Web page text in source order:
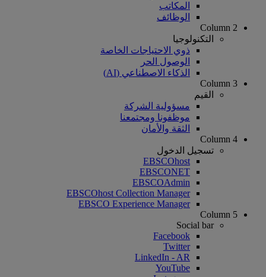
المكاتب
الوظائف
Column 2
التكنولوجيا
ذوي الاحتياجات الخاصة
الوصول الحر
الذكاء الاصطناعي (AI)
Column 3
القيم
مسؤولية الشركة
موظفونا ومجتمعنا
الثقة والأمان
Column 4
تسجيل الدخول
EBSCOhost
EBSCONET
EBSCOAdmin
EBSCOhost Collection Manager
EBSCO Experience Manager
Column 5
Social bar
Facebook
Twitter
LinkedIn - AR
YouTube